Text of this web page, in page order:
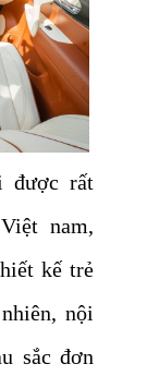
được rất
nam,
kế trẻ
nội
sắc đơn